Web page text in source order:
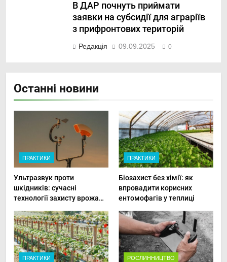
В ДАР почнуть приймати
заявки на субсидії для аграріїв
з прифронтових територій
Редакція 09.09.2025 0
Останні новини
ПРАКТИКИ
Ультразвук проти
шкідників: сучасні
технології захисту врожаю
ПРАКТИКИ
Біозахист без хімії: як
впровадити корисних
ентомофагів у теплиці
ПРАКТИКИ РОСЛИННИЦТВО